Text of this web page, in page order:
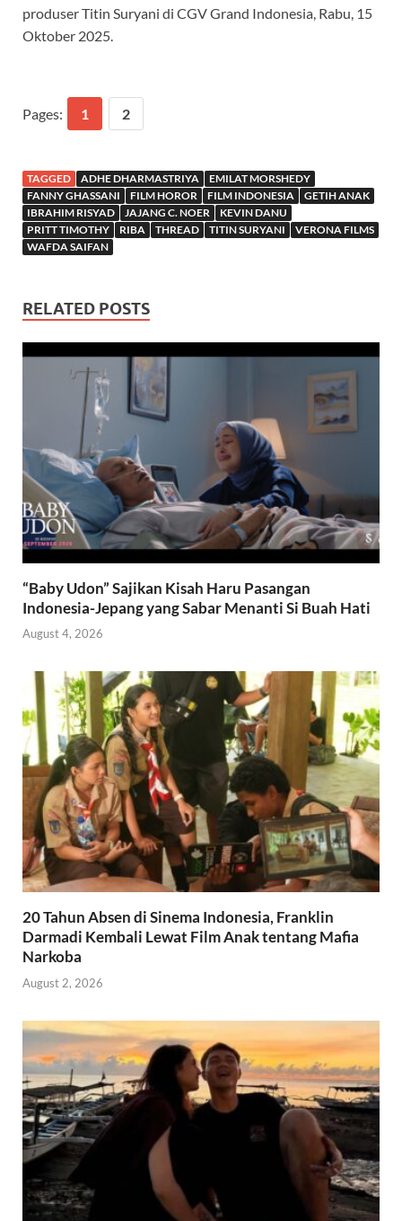
produser Titin Suryani di CGV Grand Indonesia, Rabu, 15
Oktober 2025.
Pages: 1 2
TAGGED ADHE DHARMASTRIYA
EMILAT MORSHEDY
FANNY GHASSANI
FILM HOROR FILM INDONESIA
GETIH ANAK
IBRAHIM RISYAD
JAJANG C. NOER
KEVIN DANU
PRITT TIMOTHY
RIBA THREAD TITIN SURYANI
VERONA FILMS
WAFDA SAIFAN
RELATED POSTS
“Baby Udon” Sajikan Kisah Haru Pasangan
Indonesia-Jepang yang Sabar Menanti Si Buah Hati
August 4, 2026
20 Tahun Absen di Sinema Indonesia, Franklin
Darmadi Kembali Lewat Film Anak tentang Mafia
Narkoba
August 2, 2026